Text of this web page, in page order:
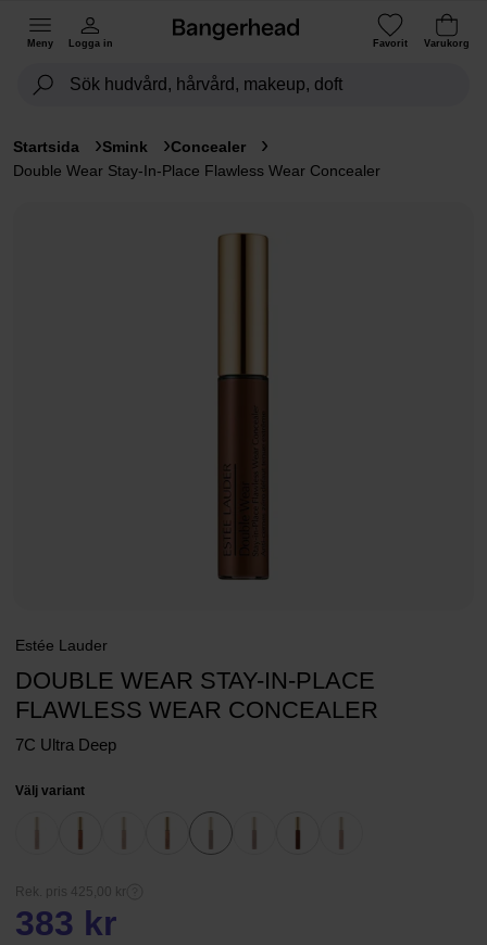
Meny Logga in Favorit Varukorg
Startsida Smink
Concealer
Double Wear Stay-In-Place Flawless Wear Concealer
Estée Lauder
DOUBLE WEAR STAY-IN-PLACE
FLAWLESS WEAR CONCEALER
7C Ultra Deep
Välj variant
Rek. pris 425,00 kr
383 kr